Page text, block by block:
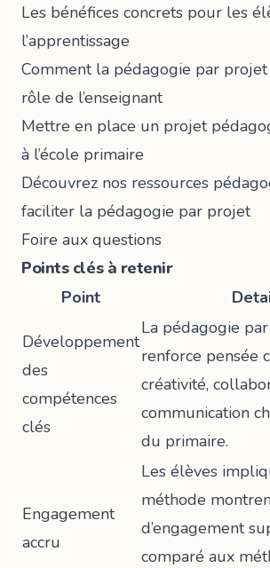
Les bénéfices concrets pour les
l’apprentissage
Comment la pédagogie par
rôle de l’enseignant
Mettre en place un projet
à l’école primaire
Découvrez nos ressources
faciliter la pédagogie par projet
Foire aux questions
Points clés à retenir
Point
Développement
des
compétences
clés
La pédagogie
renforce pensée
créativité,
communication
du primaire.
Engagement
accru
Les élèves
méthode
d’engagement
comparé aux